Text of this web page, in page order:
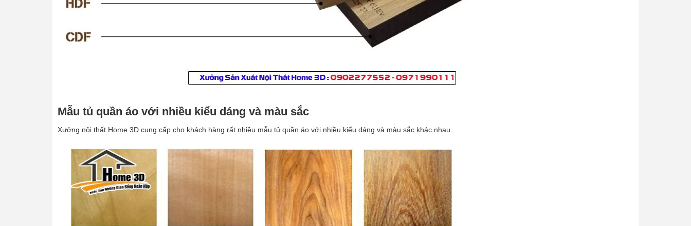
Mẫu tủ quần áo với nhiều kiểu dáng và màu sắc
Xưởng nội thất Home 3D cung cấp cho khách hàng rất nhiều mẫu tủ quần áo với nhiều kiểu dáng và màu sắc khác nhau.